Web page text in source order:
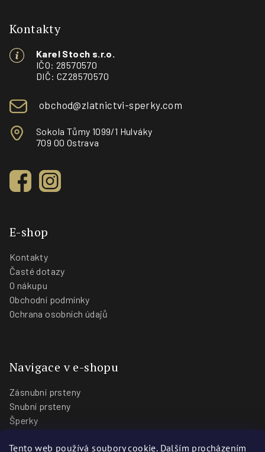
Tento web používá soubory cookie. Dalším procházením
Kontakty
Karel Stoch s.r.o.
IČO: 28570570
DIČ: CZ28570570
obchod@zlatnictvi-sperky.com
Sokola Tůmy 1099/1 Hulváky
709 00 Ostrava
E-shop
Kontakty
Časté dotazy
O nákupu
Obchodní podmínky
Ochrana osobních údajů
Navigace v e-shopu
Zásnubní prsteny
Snubní prsteny
Šperky
Blog